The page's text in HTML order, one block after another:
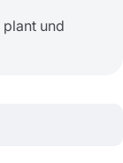
und